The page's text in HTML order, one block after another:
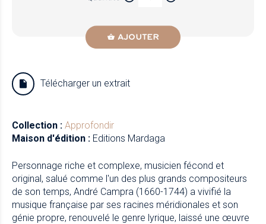
AJOUTER
Télécharger un extrait
Collection : Approfondir
Maison d'édition : Editions Mardaga
Personnage riche et complexe, musicien fécond et
original, salué comme l'un des plus grands compositeurs
de son temps, André Campra (1660-1744) a vivifié la
musique française par ses racines méridionales et son
génie propre, renouvelé le genre lyrique, laissé une œuvre